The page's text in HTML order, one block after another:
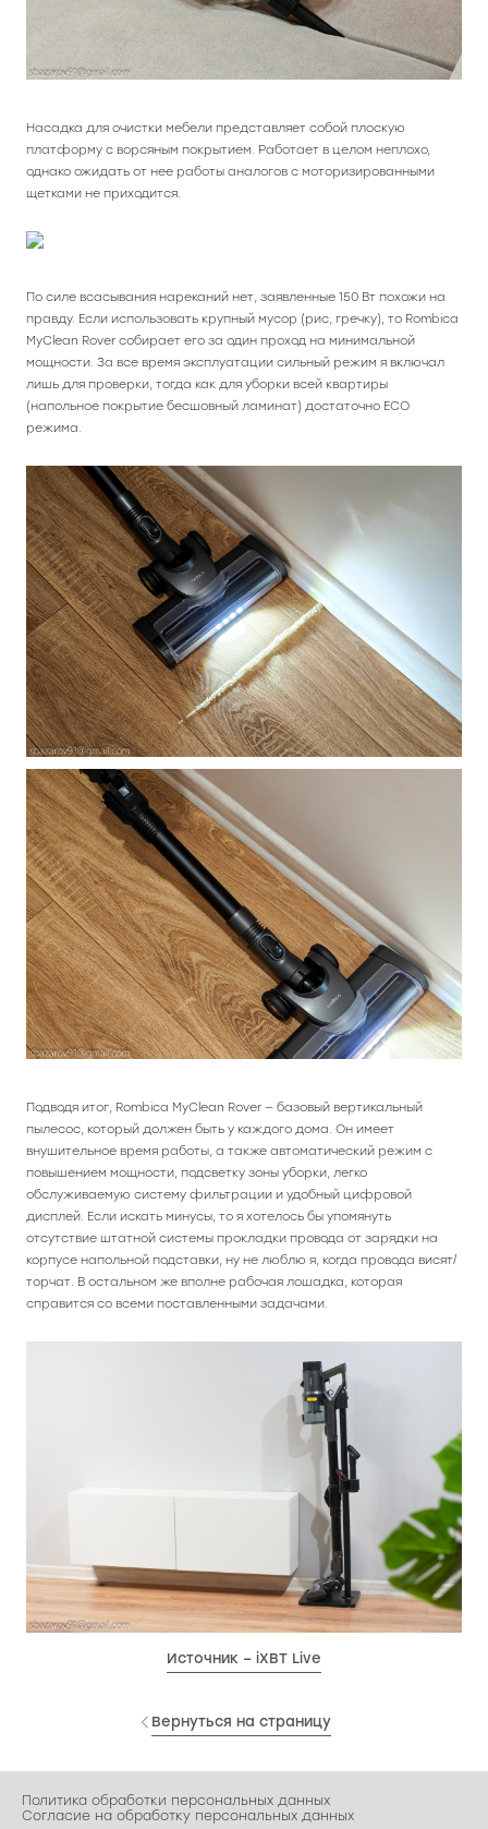
Насадка для очистки мебели представляет собой плоскую
платформу с ворсяным покрытием. Работает в целом неплохо,
однако ожидать от нее работы аналогов с моторизированными
щетками не приходится.
По силе всасывания нареканий нет, заявленные 150 Вт похожи на
правду. Если использовать крупный мусор (рис, гречку), то Rombica
MyClean Rover собирает его за один проход на минимальной
мощности. За все время эксплуатации сильный режим я включал
лишь для проверки, тогда как для уборки всей квартиры
(напольное покрытие бесшовный ламинат) достаточно ECO
режима.
Подводя итог, Rombica MyClean Rover — базовый вертикальный
пылесос, который должен быть у каждого дома. Он имеет
внушительное время работы, а также автоматический режим с
повышением мощности, подсветку зоны уборки, легко
обслуживаемую систему фильтрации и удобный цифровой
дисплей. Если искать минусы, то я хотелось бы упомянуть
отсутствие штатной системы прокладки провода от зарядки на
корпусе напольной подставки, ну не люблю я, когда провода висят/
торчат. В остальном же вполне рабочая лошадка, которая
справится со всеми поставленными задачами.
Источник – iXBT Live
Вернуться на страницу
Политика обработки персональных данных
Согласие на обработку персональных данных